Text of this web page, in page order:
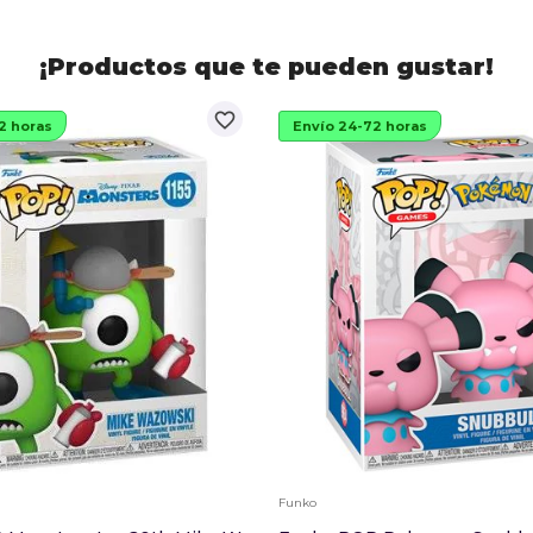
¡Productos que te pueden gustar!
favorite_border
horas Envío 24-72 horas
Funko